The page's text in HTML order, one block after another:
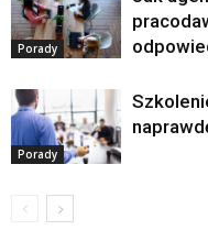
Porady
Porady